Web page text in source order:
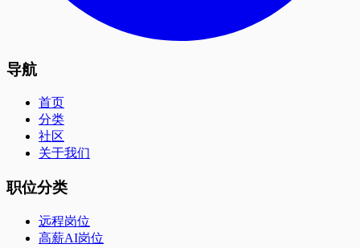
导航
首页
分类
社区
关于我们
职位分类
远程岗位
高薪AI岗位